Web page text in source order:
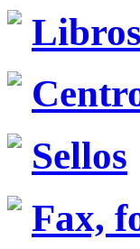
Sellos
Fax,